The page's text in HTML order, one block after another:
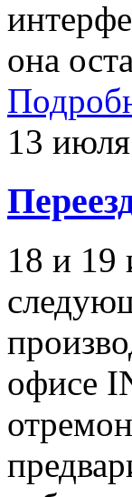
она
13
18 и 19
офисе